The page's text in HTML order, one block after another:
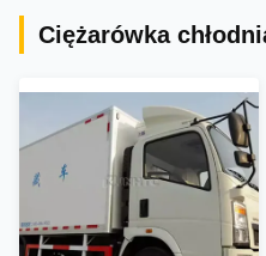
Ciężarówka